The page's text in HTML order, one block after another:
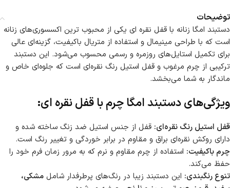
توضیحات
دستبند امگا زنانه با قفل نقره ای یکی از محبوب ترین اکسسوری‌های زنانه
است که با طراحی مینیمال و استفاده از متریال باکیفیت، گزینه‌ای عالی
برای تکمیل استایل‌های روزمره و رسمی محسوب می‌شود. این دستبند
ترکیبی از چرم مرغوب و قفل استیل رنگ نقره‌ای است که جلوه‌ای خاص و
ماندگار به شما می‌بخشد.
ویژگی‌های دستبند امگا چرم با قفل نقره ای:
قفل استیل رنگ نقره‌ای: قفل از جنس استیل ضد زنگ ساخته شده و
دارای روکش نقره‌ای براق و مقاوم در برابر خوردگی و تغییر رنگ است.
چرم باکیفیت: استفاده از چرم مقاوم و نرم که به مرور زمان فرم خود را
حفظ می‌کند.
تنوع رنگبندی: این دستبند زیبا در رنگ‌های پرطرفدار شامل مشکی،